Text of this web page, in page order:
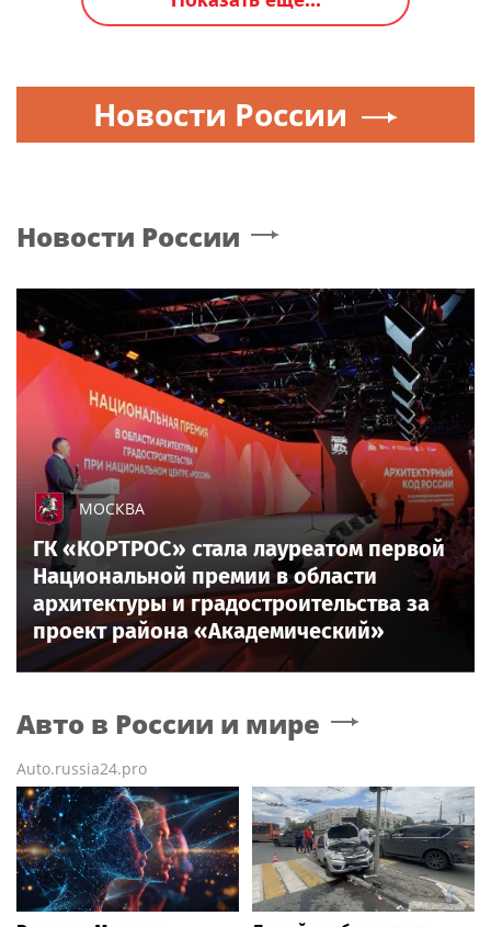
Новости России
Новости России
МОСКВА
ГК «КОРТРОС» стала лауреатом первой
Национальной премии в области
архитектуры и градостроительства за
проект района «Академический»
Авто в России и мире
Auto.russia24.pro